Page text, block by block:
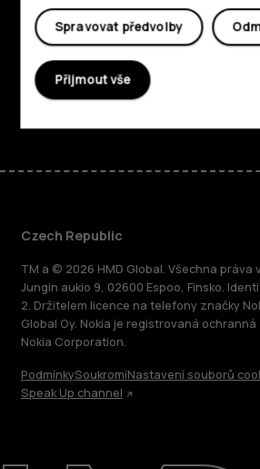
Planet and people
Podpora
FacebookInstagram
Tiktok
Czech Republic
TM a © 2026 HMD Global. Všechna práva
Jungin aukio 9, 02600 Espoo, Finsko.
2. Držitelem licence na telefony značky
Global Oy. Nokia je registrovaná
Nokia Corporation.
PodmínkySoukromíNastavení souborů
Speak Up channel
Spravovat předvolby
Přijmout vše